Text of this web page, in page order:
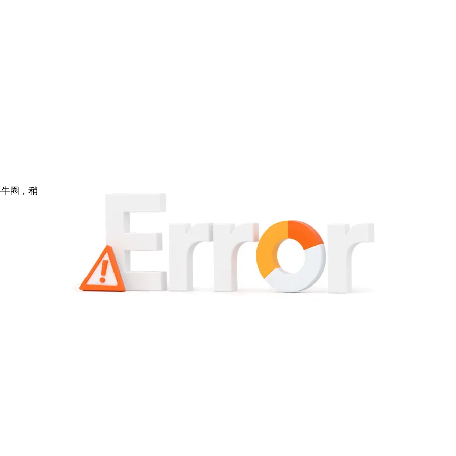
圈，稍